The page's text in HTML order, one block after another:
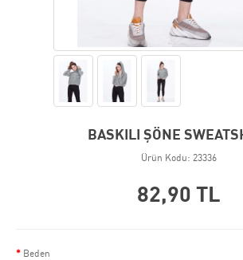
BASKILI ŞÖNE
Ürün Kodu: 23336
82,90 TL
Beden